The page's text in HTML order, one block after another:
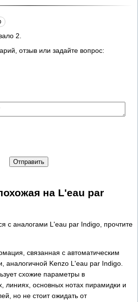
2
отзыв или задайте вопрос:
Отправить
на L'eau par
с аналогами L'eau par Indigo, прочтите
связанная с автоматическим
Kenzo L'eau par Indigo.
схожие параметры в
линиях, основных нотах пирамидки и
но не стоит ожидать от